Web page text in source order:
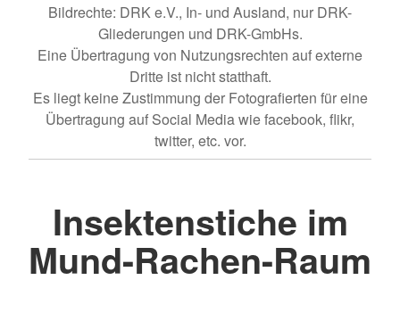
Bildrechte: DRK e.V., In- und Ausland, nur DRK-
Gliederungen und DRK-GmbHs.
Eine Übertragung von Nutzungsrechten auf externe
Dritte ist nicht statthaft.
Es liegt keine Zustimmung der Fotografierten für eine
Übertragung auf Social Media wie facebook, flikr,
twitter, etc. vor.
Insektenstiche im
Mund-Rachen-Raum